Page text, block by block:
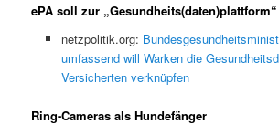
ePA soll zur
netzpolitik.org:
umfassend will Warken die
Versicherten verknüpfen
Ring-Cameras als Hundefänger